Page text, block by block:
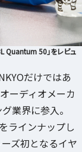
Quantum 50」をレビュ
だけではあ
ーディオメーカ
業界に参入。
ラインナップし
ズ初となるイヤ